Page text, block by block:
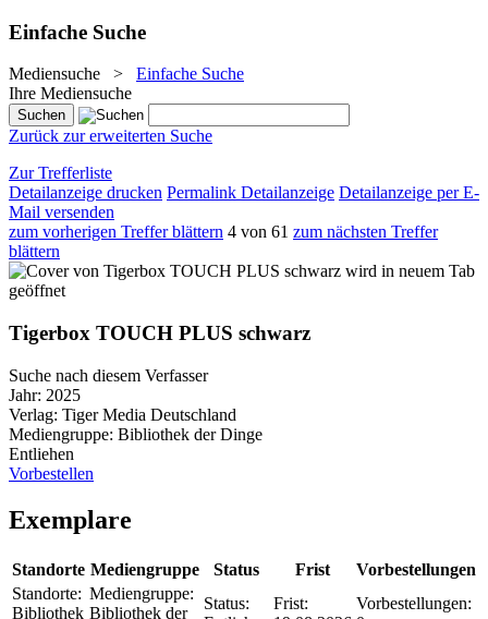
Einfache Suche
Mediensuche > Einfache Suche
Ihre Mediensuche
Zurück zur erweiterten Suche
Zur Trefferliste
Detailanzeige drucken Permalink Detailanzeige Detailanzeige per E-
Mail versenden
zum vorherigen Treffer blättern 4 von 61 zum nächsten Treffer
blättern
wird in neuem Tab
geöffnet
Tigerbox TOUCH PLUS schwarz
Suche nach diesem Verfasser
Jahr: 2025
Verlag: Tiger Media Deutschland
Mediengruppe: Bibliothek der Dinge
Entliehen
Vorbestellen
Exemplare
Standorte Mediengruppe Status Frist
Vorbestellungen
Standorte:
Bibliothek
Mediengruppe:
Bibliothek der
Status:
Frist:
Vorbestellungen: